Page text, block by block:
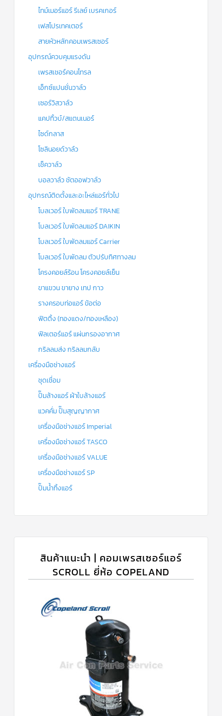
ไทม์เมอร์แอร์ รีเลย์ เบรคเกอร์
เฟสโปรเทคเตอร์
สายหัวหลักคอมเพรสเซอร์
อุปกรณ์ควบคุมแรงดัน
เพรสเชอร์คอนโทรล
เอ็กซ์แปนชั่นวาล์ว
เซอร์วิสวาล์ว
แคปทิ้วบ์/สแตนเนอร์
ไซด์กลาส
โซลินอยด์วาล์ว
เช็ควาล์ว
บอลวาล์ว ชัตออฟวาล์ว
อุปกรณ์ติดตั้งและอะไหล่แอร์ทั่วไป
โบลเวอร์ ใบพัดลมแอร์ TRANE
โบลเวอร์ ใบพัดลมแอร์ DAIKIN
โบลเวอร์ ใบพัดลมแอร์ Carrier
โบลเวอร์ ใบพัดลม ตัวปรับทิศทางลม
โครงคอยล์ร้อน โครงคอยล์เย็น
ขาแขวน ขายาง เทป กาว
รางครอบท่อแอร์ ข้อต่อ
ฟิตติ้ง (ทองแดง/ทองเหลือง)
ฟิลเตอร์แอร์ แผ่นกรองอากาศ
กริลลมส่ง กริลลมกลับ
เครื่องมือช่างแอร์
ชุดเชื่อม
ปั๊มล้างแอร์ ผ้าใบล้างแอร์
แวคคั่ม ปั๊มสุญญากาศ
เครื่องมือช่างแอร์ Imperial
เครื่องมือช่างแอร์ TASCO
เครื่องมือช่างแอร์ VALUE
เครื่องมือช่างแอร์ SP
ปั๊มน้ำทิ้งแอร์
สินค้าแนะนำ | คอมเพรสเซอร์แอร์
SCROLL ยี่ห้อ COPELAND